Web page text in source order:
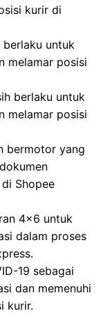
kurir di
berlaku untuk
melamar posisi
berlaku untuk
melamar posisi
bermotor yang
Shopee
4×6 untuk
dalam proses
19 sebagai
dan memenuhi
kurir.